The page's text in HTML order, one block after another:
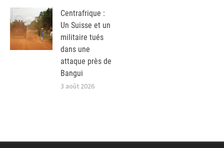
Centrafrique :
Un Suisse et un
militaire tués
dans une
attaque près de
Bangui
3 août 2026